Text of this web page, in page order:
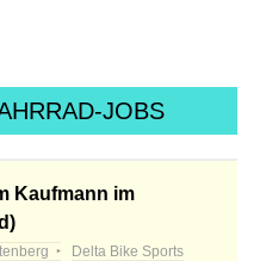
JOBS
Kaufmann im
Delta Bike Sports